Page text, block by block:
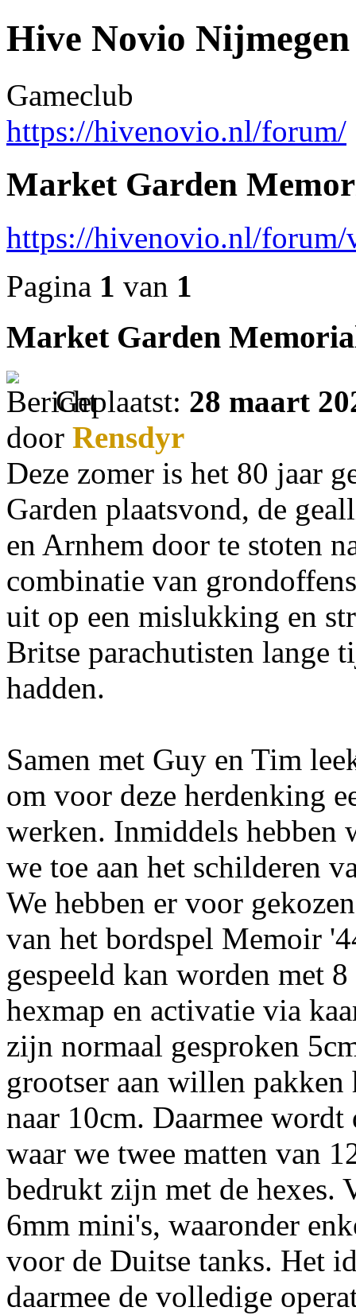
Hive Novio Nijmegen
Gameclub
https://hivenovio.nl/forum/
Market Garden
https://hivenovio.nl/
Pagina 1 van 1
Market Garden
Geplaatst: 28 maart
door Rensdyr
Deze zomer is het 80 jaar
Garden plaatsvond, de
en Arnhem door te stoten
combinatie van
uit op een mislukking en
Britse parachutisten lange
hadden.
Samen met Guy en Tim
om voor deze herdenking
werken. Inmiddels hebben
we toe aan het schilderen
We hebben er voor
van het bordspel Memoir
gespeeld kan worden met
hexmap en activatie via
zijn normaal gesproken
grootser aan willen pakken
naar 10cm. Daarmee
waar we twee matten van
bedrukt zijn met de hexes.
6mm mini's, waaronder
voor de Duitse tanks. Het
daarmee de volledige